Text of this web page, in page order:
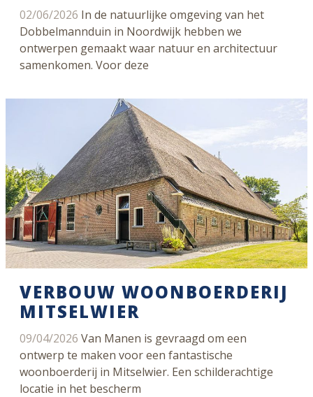
02/06/2026 In de natuurlijke omgeving van het
Dobbelmannduin in Noordwijk hebben we
ontwerpen gemaakt waar natuur en architectuur
samenkomen. Voor deze
VERBOUW WOONBOERDERIJ
MITSELWIER
09/04/2026 Van Manen is gevraagd om een
ontwerp te maken voor een fantastische
woonboerderij in Mitselwier. Een schilderachtige
locatie in het bescherm